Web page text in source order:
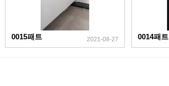
0015패트 2021-08-27 0014패트